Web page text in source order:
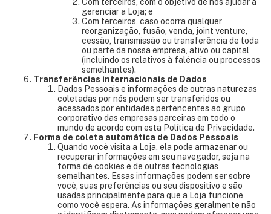
gerenciar a Loja; e
Com terceiros, caso ocorra qualquer
reorganização, fusão, venda, joint venture,
cessão, transmissão ou transferência de toda
ou parte da nossa empresa, ativo ou capital
(incluindo os relativos à falência ou processos
semelhantes).
Transferências internacionais de Dados
Dados Pessoais e informações de outras naturezas
coletadas por nós podem ser transferidos ou
acessados por entidades pertencentes ao grupo
corporativo das empresas parceiras em todo o
mundo de acordo com esta Política de Privacidade.
Forma de coleta automática de Dados Pessoais
Quando você visita a Loja, ela pode armazenar ou
recuperar informações em seu navegador, seja na
forma de cookies e de outras tecnologias
semelhantes. Essas informações podem ser sobre
você, suas preferências ou seu dispositivo e são
usadas principalmente para que a Loja funcione
como você espera. As informações geralmente não